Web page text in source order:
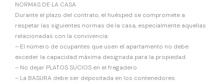
NORMAS DE LA CASA
Durante el plazo del contrato, el huésped se compromete a
respetar las siguientes normas de la casa, especialmente aquellas
relacionadas con la convivencia:
– El número de ocupantes que usen el apartamento no debe
exceder la capacidad máxima designada para la propiedad.
– No dejar PLATOS SUCIOS en el fregadero.
– La BASURA debe ser depositada en los contenedores